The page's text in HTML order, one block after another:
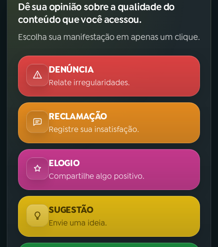
Dê sua opinião sobre a qualidade do
conteúdo que você acessou.
Escolha sua manifestação em apenas um clique.
DENÚNCIA
Relate irregularidades.
RECLAMAÇÃO
Registre sua insatisfação.
ELOGIO
Compartilhe algo positivo.
SUGESTÃO
Envie uma ideia.